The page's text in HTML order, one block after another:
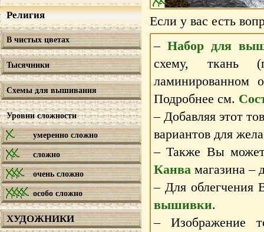
Религия
В чистых цветах
Тысячники
Схемы для вышивания
Уровни сложности
умеренно сложно
сложно
очень сложно
особо сложно
ХУДОЖНИКИ
Если у вас есть
–Набор для
схему, ткань
ламинированном
Подробнее см.
– Добавляя этот
вариантов для
– Также Вы
Канва магазина –
– Для облегчения
вышивки.
– Изображение